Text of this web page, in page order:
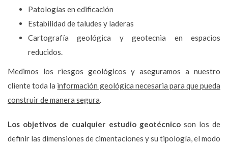
Patologías en edificación
Estabilidad de taludes y laderas
Cartografía geológica y geotecnia en espacios
reducidos.
Medimos los riesgos geológicos y aseguramos a nuestro
cliente toda la información geológica necesaria para que pueda
construir de manera segura.
Los objetivos de cualquier estudio geotécnicoson los de
definir las dimensiones de cimentaciones y su tipología, el modo